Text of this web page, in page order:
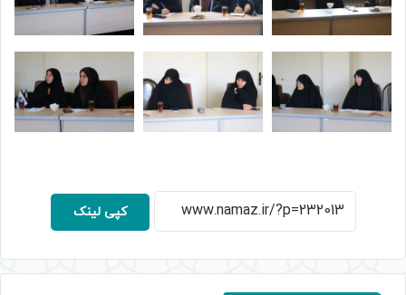
کپی لینک